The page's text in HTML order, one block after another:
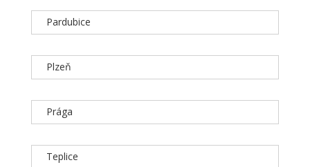
Pardubice
Plzeň
Prága
Teplice